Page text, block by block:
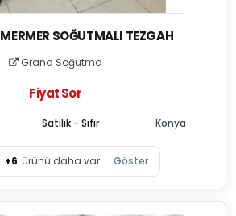
SOĞUTMALI TEZGAH
Grand Soğutma
Fiyat Sor
Satılık - Sıfır Konya
+6 ürünü daha var Göster